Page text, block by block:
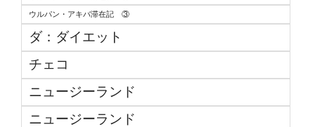
ウルパン・アキバ滞在記 ③
ダ：ダイエット
チェコ
ニュージーランド
ニュージーランド